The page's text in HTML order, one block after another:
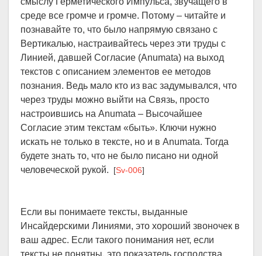
среде все громче и громче. Потому – читайте и
познавайте то, что было напрямую связано с
Вертикалью, настраивайтесь через эти труды с
Линией, давшей Согласие (Anumata) на выход
текстов с описанием элементов ее методов
познания. Ведь мало кто из вас задумывался, что
через труды можно выйти на Связь, просто
настроившись на Anumata – Высочайшее
Согласие этим текстам «быть». Ключи нужно
искать не только в тексте, но и в Anumata. Тогда
будете знать то, что не было писано ни одной
человеческой рукой. [Sv-006]
Если вы понимаете тексты, выданные
Инсайдерскими Линиями, это хороший звоночек в
ваш адрес. Если такого понимания нет, если
тексты не понятны, это показатель господства